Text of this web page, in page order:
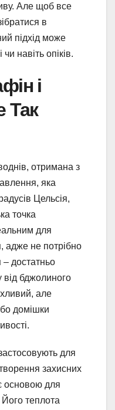
Але щоб все
в
підхід може
навіть опіків.
і
Так
отримана з
яка
Цельсія,
точка
для
адже не потрібно
достатньо
від бджолиного
але
домішки
для
захисних
основою для
Його теплота